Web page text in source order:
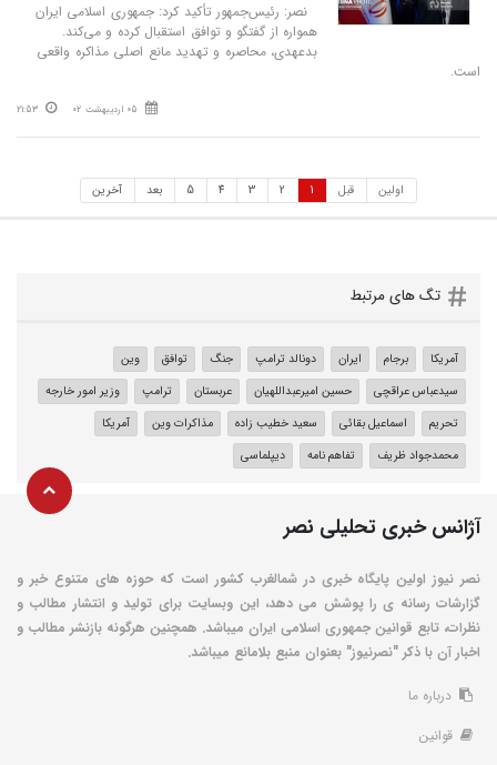
نصر: رئیس‌جمهور تأکید کرد: جمهوری اسلامی ایران
همواره از گفتگو و توافق استقبال کرده و می‌کند.
بدعهدی، محاصره و تهدید مانع اصلی مذاکره واقعی
است‌.
05 اردیبهشت 02 21:53
اولین قبل 1
2
3
4
5 بعد آخرین
تگ های مرتبط
آمریکا برجام ایران دونالد ترامپ جنگ توافق
وین
سیدعباس عراقچی
حسین امیرعبداللهیان عربستان ترامپ
وزیر امور خارجه
تحریم
اسماعیل بقائی سعید خطیب زاده مذاکرات وین
آمریکا
محمدجواد ظریف
تفاهم نامه دیپلماسی
آژانس خبری تحلیلی نصر
نصر نیوز اولین پایگاه خبری در شمالغرب کشور است که حوزه های متنوع خبر و
گزارشات رسانه ی را پوشش می دهد، این وبسایت برای تولید و انتشار مطالب و
نظرات، تابع قوانین جمهوری اسلامی ایران میباشد. همچنین هرگونه بازنشر مطالب و
اخبار آن با ذکر "نصرنیوز" بعنوان منبع بلامانع میباشد.
درباره ما
قوانین